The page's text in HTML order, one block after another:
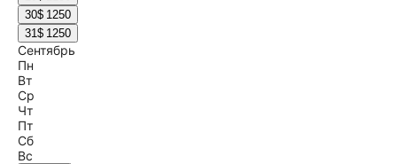
30$ 1250
31$ 1250
Сентябрь
Пн
Вт
Ср
Чт
Пт
Сб
Вс